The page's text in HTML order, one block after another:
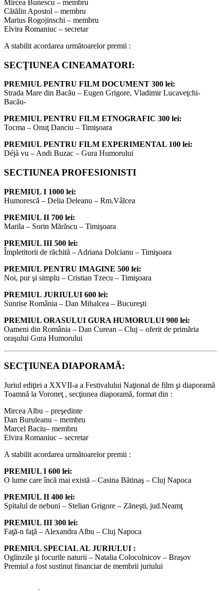
Mircea Bunescu – membru
Cătălin Apostol – membru
Marius Rogojinschi – membru
Elvira Romaniuc – secretar
A stabilit acordarea următoarelor premii :
SECŢIUNEA CINEAMATORI:
PREMIUL PENTRU FILM DOCUMENT 300 lei:
Strada Mare din Bacău – Eugen Grigore, Vladimir Lucaveţchi-
Bacău-
PREMIUL PENTRU FILM ETNOGRAFIC 300 lei:
Tocma – Onuţ Danciu – Timişoara
PREMIUL PENTRU FILM EXPERIMENTAL 100 lei:
Déjà vu – Andi Buzac – Gura Humorului
SECTIUNEA PROFESIONISTI
PREMIUL I 1000 lei:
Humorescă – Delia Deleanu – Rm.Vâlcea
PREMIUL II 700 lei:
Marila – Sorin Mărăscu – Timişoara
PREMIUL III 500 lei:
Împletitorii de răchită – Adriana Dolcianu – Timişoara
PREMIUL PENTRU IMAGINE 500 lei:
Noi, pur şi simplu – Cristian Tzecu – Timişoara
PREMIUL JURIULUI 600 lei:
Sunrise România – Dan Mihalcea – Bucureşti
PREMIUL ORASULUI GURA HUMORULUI 900 lei:
Oameni din România – Dan Curean – Cluj – oferit de primăria
oraşului Gura Humorului
SECŢIUNEA DIAPORAMĂ:
Juriul ediţiei a XXVII-a a Festivalului Naţional de film şi diaporamă
Toamnă la Voroneţ , secţiunea diaporamă, format din :
Mircea Albu – preşedinte
Dan Buruleanu – membru
Marcel Baciu– membru
Elvira Romaniuc – secretar
A stabilit acordarea următoarelor premii :
PREMIUL I 600 lei:
O lume care încă mai există – Casina Bătinaş – Cluj Napoca
PREMIUL II 400 lei:
Spitalul de nebuni – Stelian Grigore – Zăneşti, jud.Neamţ
PREMIUL III 300 lei:
Faţă-n faţă – Alexandra Albu – Cluj Napoca
PREMIUL SPECIAL AL JURIULUI :
Oglinzile şi focurile naturii – Natalia Colocolnicov – Braşov
Premiul a fost sustinut financiar de membrii juriului